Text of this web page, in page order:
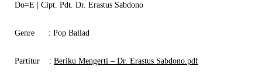
Do=E | Cipt. Pdt. Dr. Erastus Sabdono
Genre : Pop Ballad
Partitur : Beriku Mengerti – Dr. Erastus Sabdono.pdf